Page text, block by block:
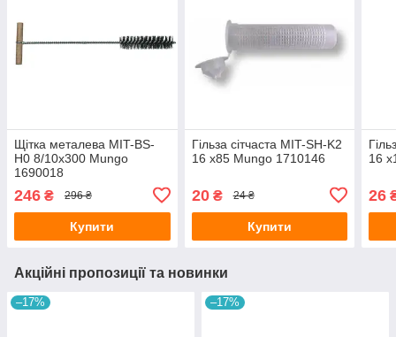
Щітка металева MIT-BS-
H0 8/10x300 Mungo
1690018
246 ₴ 296 ₴
Купити
Гільза сітчаста MIT-SH-K2
16 x85 Mungo 1710146
20₴ 24 ₴
Купити
16
26
Акційні пропозиції та новинки
–17% –17%